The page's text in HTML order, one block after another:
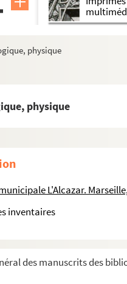
physique
physique
L'Alcazar.
inventaires
des manuscrits des
anno 1754. » —
Scoti, doctoris subtilis »
Scoti, subtilium principis »
seu pneumatologia »
», de coelo et mundo. —
Pontio, ordinis
et articulorum in universam